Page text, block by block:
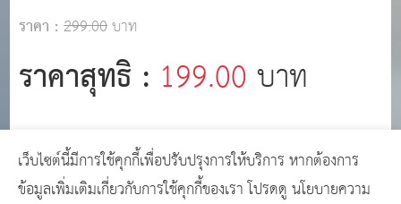
ราคา :299.00บาท
ราคาสุทธิ : 199.00บาท
Copyright © 2024เว็บไซต์คนท้องถิ่นGCMS
เว็บไซต์นี้มีการใช้คุกกี้เพื่อปรับปรุงการให้บริการ หากต้องการ
ข้อมูลเพิ่มเติมเกี่ยวกับการใช้คุกกี้ของเรา โปรดดูนโยบายความ